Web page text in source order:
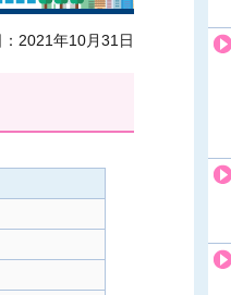
2021年10月31日